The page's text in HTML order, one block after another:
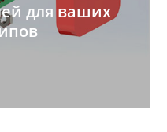
для ваших